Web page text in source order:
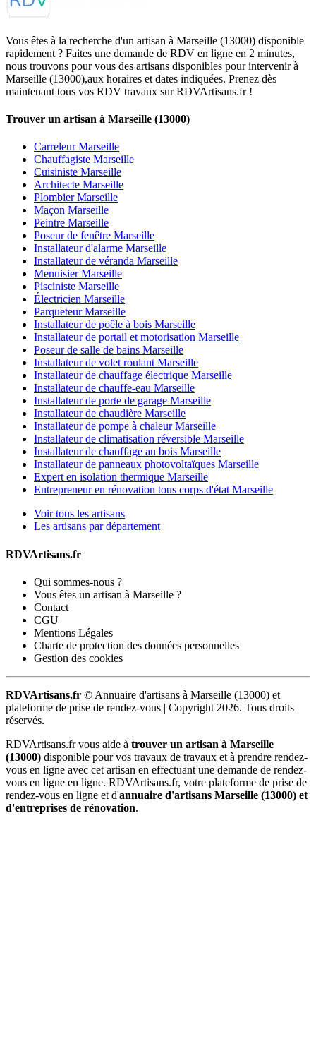
Vous êtes à la recherche d'un artisan à Marseille (13000) disponible
rapidement ? Faites une demande de RDV en ligne en 2 minutes,
nous trouvons pour vous des artisans disponibles pour intervenir à
Marseille (13000),aux horaires et dates indiquées. Prenez dès
maintenant tous vos RDV travaux sur RDVArtisans.fr !
Trouver un artisan à Marseille (13000)
Carreleur Marseille
Chauffagiste Marseille
Cuisiniste Marseille
Architecte Marseille
Plombier Marseille
Maçon Marseille
Peintre Marseille
Poseur de fenêtre Marseille
Installateur d'alarme Marseille
Installateur de véranda Marseille
Menuisier Marseille
Pisciniste Marseille
Électricien Marseille
Parqueteur Marseille
Installateur de poêle à bois Marseille
Installateur de portail et motorisation Marseille
Poseur de salle de bains Marseille
Installateur de volet roulant Marseille
Installateur de chauffage électrique Marseille
Installateur de chauffe-eau Marseille
Installateur de porte de garage Marseille
Installateur de chaudière Marseille
Installateur de pompe à chaleur Marseille
Installateur de climatisation réversible Marseille
Installateur de chauffage au bois Marseille
Installateur de panneaux photovoltaïques Marseille
Expert en isolation thermique Marseille
Entrepreneur en rénovation tous corps d'état Marseille
Voir tous les artisans
Les artisans par département
RDVArtisans.fr
Qui sommes-nous ?
Vous êtes un artisan à Marseille ?
Contact
CGU
Mentions Légales
Charte de protection des données personnelles
Gestion des cookies
RDVArtisans.fr © Annuaire d'artisans à Marseille (13000) et
plateforme de prise de rendez-vous | Copyright 2026. Tous droits
réservés.
RDVArtisans.fr vous aide à trouver un artisan à Marseille
(13000) disponible pour vos travaux de travaux et à prendre rendez-
vous en ligne avec cet artisan en effectuant une demande de rendez-
vous en ligne en ligne. RDVArtisans.fr, votre plateforme de prise de
rendez-vous en ligne et d'annuaire d'artisans Marseille (13000) et
d'entreprises de rénovation.